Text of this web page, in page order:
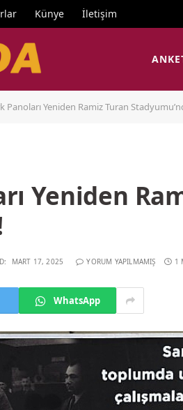
Künye İletişim
Panoları Yeniden Ramiz Turan
Yeniden
MART 17, 2025 YORUM YAPILMAMIŞ 1
WhatsApp